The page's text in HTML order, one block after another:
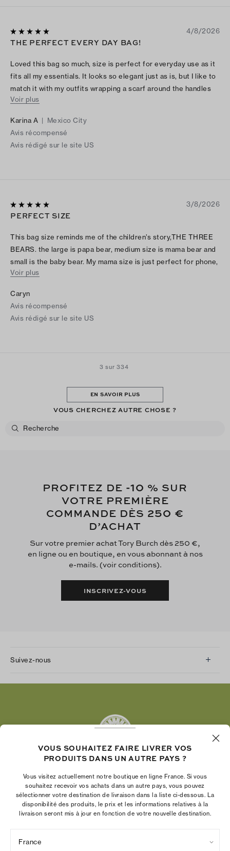
4/8/2026
THE PERFECT EVERY DAY BAG!
Loved this bag so much, size is perfect for everyday use as it
fits all my essentials. It looks so elegant just as is, but I like to
match it with my outfits wrapping a scarf around the handles
or hanging a charm on it.
Voir plus
Karina A | Mexico City
Avis récompensé
Avis rédigé sur le site US
3/8/2026
PERFECT SIZE
This bag size reminds me of the children’s story,THE THREE
BEARS. the large is papa bear, medium size is mama bear and
small is the baby bear. My mama size is just perfect for phone,
wallet, glasses and more. The lovely neutral color goes with
is a nice feature.
Voir plus
Caryn
Avis récompensé
Avis rédigé sur le site US
3 sur 334
EN SAVOIR PLUS
VOUS CHERCHEZ AUTRE CHOSE ?
PROFITEZ DE -10 % SUR
VOTRE PREMIÈRE
COMMANDE DÈS 250 €
D’ACHAT
Sur votre premier achat Tory Burch dès 250 €,
en ligne ou en boutique, en vous abonnant à nos
e-mails. (voir conditions).
INSCRIVEZ-VOUS
Suivez-nous
Pinterest
La Fondation Tory Burch renforce le pouvoir
économique des femmes en aidant les
entrepreneures à créer des entreprises pérennes
VOUS SOUHAITEZ FAIRE LIVRER VOS
PRODUITS DANS UN AUTRE PAYS ?
Vous visitez actuellement notre boutique en ligne France. Si vous
souhaitez recevoir vos achats dans un autre pays, vous pouvez
sélectionner votre destination de livraison dans la liste ci-dessous. La
disponibilité des produits, le prix et les informations relatives à la
livraison seront mis à jour en fonction de votre nouvelle destination.
France